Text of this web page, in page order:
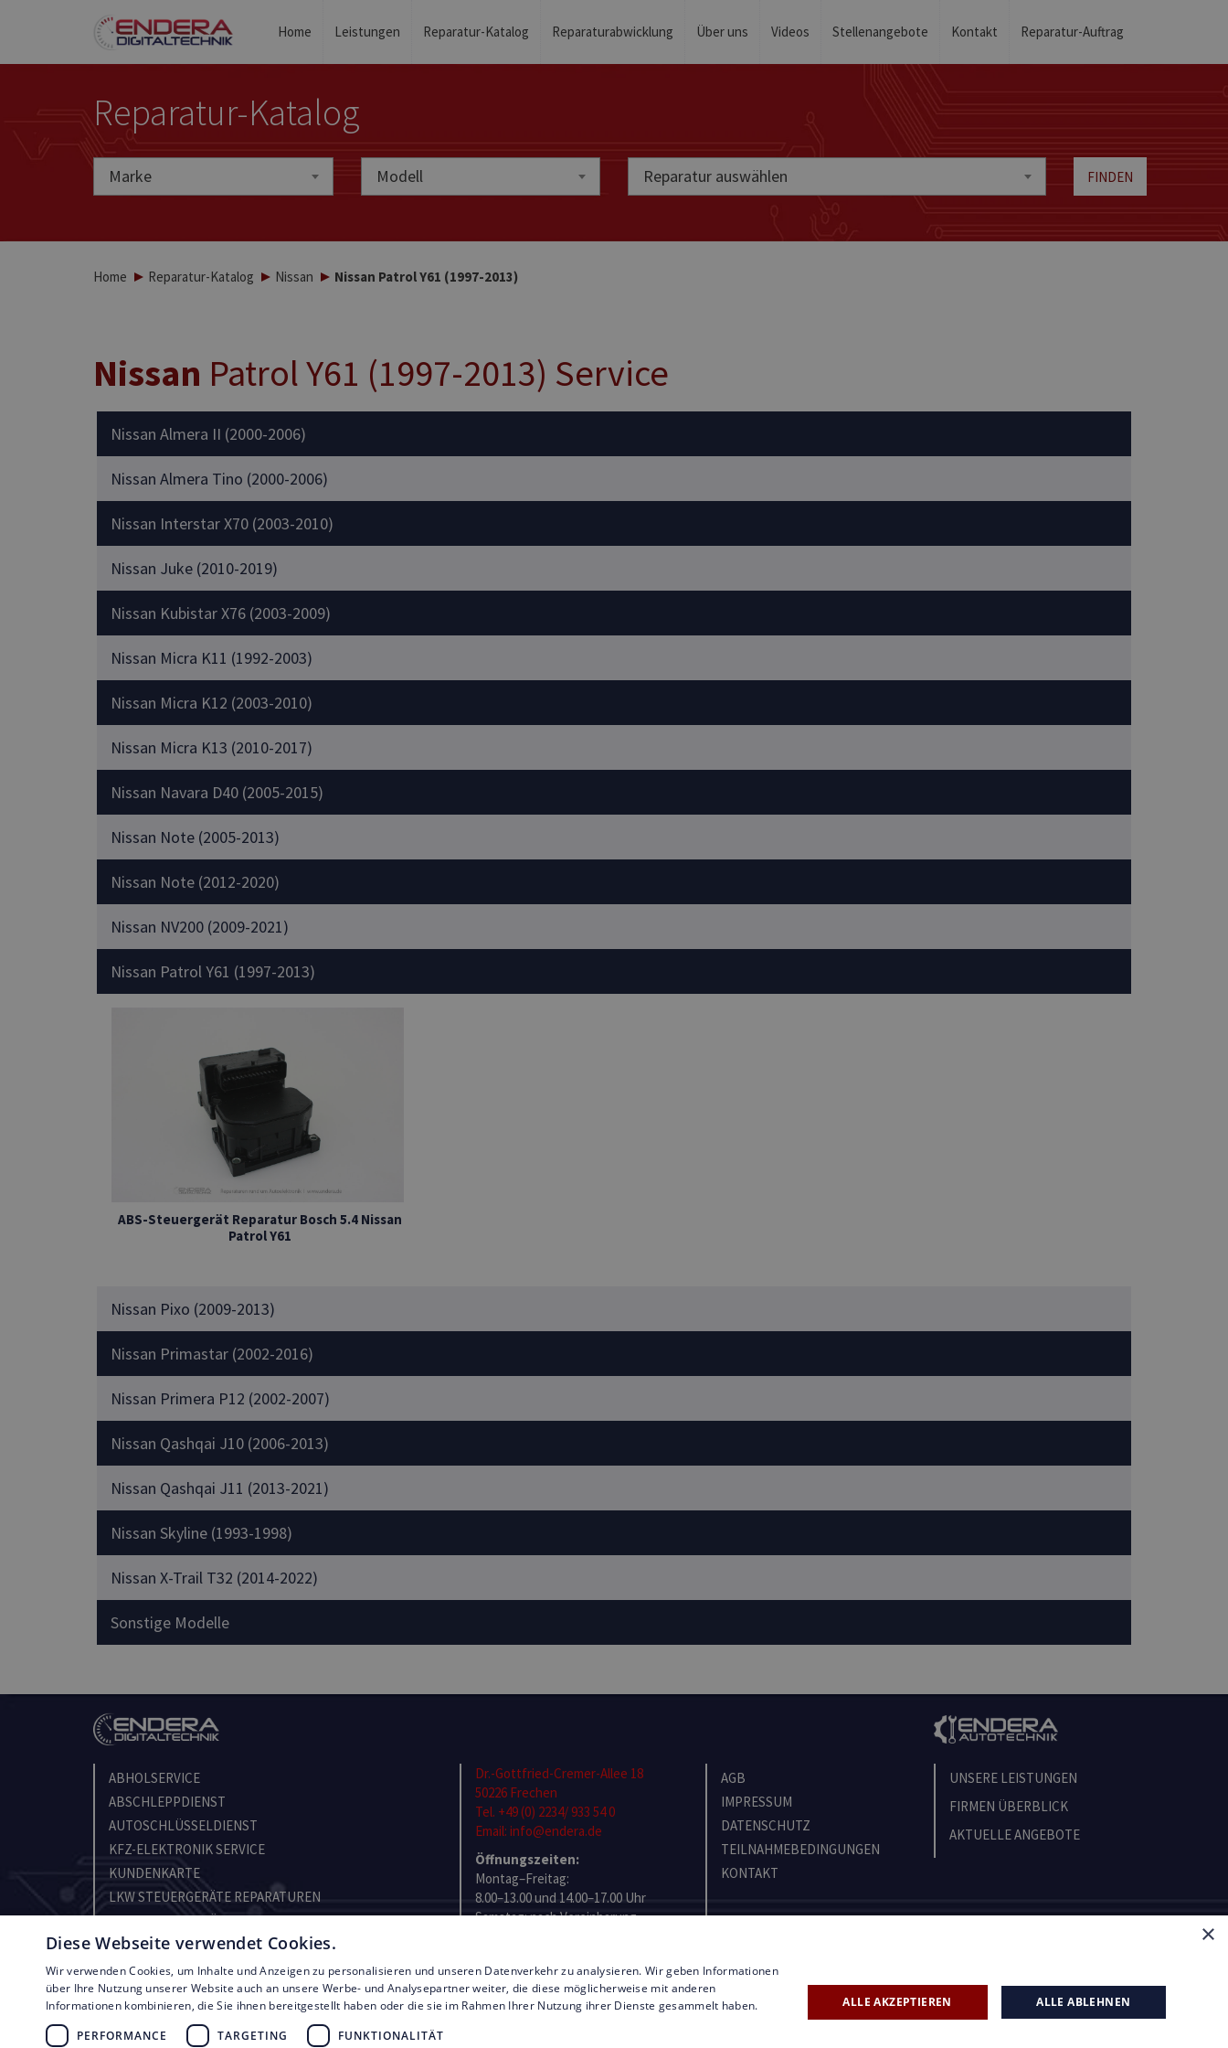
Home Leistungen Reparatur-Katalog Reparaturabwicklung Über uns Videos Stellenangebote Kontakt Reparatur-Auftrag
Reparatur-Katalog
MarkeMarke Modell Reparatur auswählen FINDEN
Home Reparatur-Katalog Nissan Nissan Patrol Y61 (1997-2013)
Nissan Patrol Y61 (1997-2013) Service
Nissan Almera II (2000-2006)
Nissan Almera Tino (2000-2006)
Nissan Interstar X70 (2003-2010)
Nissan Juke (2010-2019)
Nissan Kubistar X76 (2003-2009)
Nissan Micra K11 (1992-2003)
Nissan Micra K12 (2003-2010)
Nissan Micra K13 (2010-2017)
Nissan Navara D40 (2005-2015)
Nissan Note (2005-2013)
Nissan Note (2012-2020)
Nissan NV200 (2009-2021)
Nissan Patrol Y61 (1997-2013)
ABS-Steuergerät Reparatur Bosch 5.4 Nissan
Patrol Y61
Nissan Pixo (2009-2013)
Nissan Primastar (2002-2016)
Nissan Primera P12 (2002-2007)
Nissan Qashqai J10 (2006-2013)
Nissan Qashqai J11 (2013-2021)
Nissan Skyline (1993-1998)
Nissan X-Trail T32 (2014-2022)
Sonstige Modelle
ABHOLSERVICE
ABSCHLEPPDIENST
AUTOSCHLÜSSELDIENST
KFZ-ELEKTRONIK SERVICE
KUNDENKARTE
LKW STEUERGERÄTE REPARATUREN
PKW STEUERGERÄTE REPARATUREN
REPARATUR ONLINE BEAUFTRAGEN
VERPACKUNGSTIPPS
ZAHLUNG UND VERSAND
Dr.-Gottfried-Cremer-Allee 18
50226 Frechen
Tel. +49 (0) 2234/ 933 54 0
Email: info@endera.de
Öffnungszeiten:
Montag–Freitag:
8.00–13.00 und 14.00–17.00 Uhr
Samstag: nach Vereinbarung
AGB
IMPRESSUM
DATENSCHUTZ
TEILNAHMEBEDINGUNGEN
KONTAKT
RMA-FORMULAR
© Copyright by Endera Digitaltechnik 2026
UNSERE LEISTUNGEN
FIRMEN ÜBERBLICK
AKTUELLE ANGEBOTE
×
Diese Webseite verwendet Cookies.
Wir verwenden Cookies, um Inhalte und Anzeigen zu personalisieren und unseren Datenverkehr zu analysieren. Wir geben Informationen
über Ihre Nutzung unserer Website auch an unsere Werbe- und Analysepartner weiter, die diese möglicherweise mit anderen
Informationen kombinieren, die Sie ihnen bereitgestellt haben oder die sie im Rahmen Ihrer Nutzung ihrer Dienste gesammelt haben.
PERFORMANCE
TARGETING FUNKTIONALITÄT
ALLE AKZEPTIEREN ALLE ABLEHNEN